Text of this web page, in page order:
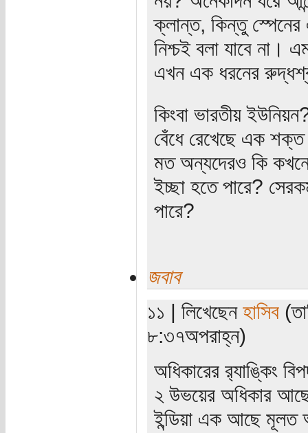
ক্লান্ত, কিন্তু স্পেনের
নিশ্চই বলা যাবে না।
এখন এক ধরনের
কিংবা ভারতীয়
বেঁধে রেখেছে এক শক্ত
মত অন্যদেরও কি
ইচ্ছা হতে পারে?
পারে?
জবাব
১১ | লিখেছেন হাসিব
৮:৩৭অপরাহ্ন)
অধিকারের র‍্যাঙ্কিং
২ উভয়ের অধিকার
ইন্ডিয়া এক আছে মূলত